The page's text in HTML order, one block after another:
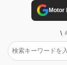
Motor
\